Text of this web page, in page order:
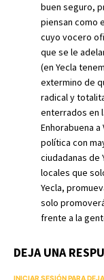
buen seguro,
piensan como
cuyo vocero
que se le
(en Yecla
extermino de
radical y
enterrados en
Enhorabuena
política con
ciudadanas de
locales que
Yecla,
solo
frente a la
DEJA UNA
INICIAR SESIÓN PARA